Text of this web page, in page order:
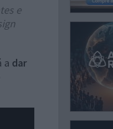
e
a dar